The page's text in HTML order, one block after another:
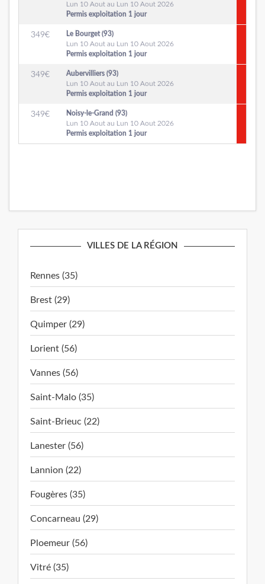
Lun 10 Aout au Lun 10 Aout 2026
Permis exploitation 1 jour
349€
Le Bourget (93)
Lun 10 Aout au Lun 10 Aout 2026
Permis exploitation 1 jour
349€
Aubervilliers (93)
Lun 10 Aout au Lun 10 Aout 2026
Permis exploitation 1 jour
349€
Noisy-le-Grand (93)
Lun 10 Aout au Lun 10 Aout 2026
Permis exploitation 1 jour
VILLES DE LA RÉGION
Rennes (35)
Brest (29)
Quimper (29)
Lorient (56)
Vannes (56)
Saint-Malo (35)
Saint-Brieuc (22)
Lanester (56)
Lannion (22)
Fougères (35)
Concarneau (29)
Ploemeur (56)
Vitré (35)